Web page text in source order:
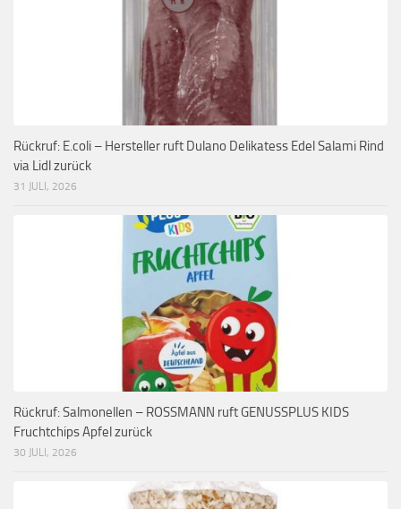
Rückruf: E.coli – Hersteller ruft Dulano Delikatess Edel Salami Rind
via Lidl zurück
31 JULI, 2026
Rückruf: Salmonellen – ROSSMANN ruft GENUSSPLUS KIDS
Fruchtchips Apfel zurück
30 JULI, 2026